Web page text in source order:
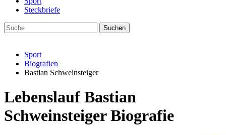
Steckbriefe
Sport
Biografien
Bastian Schweinsteiger
Lebenslauf Bastian
Schweinsteiger Biografie